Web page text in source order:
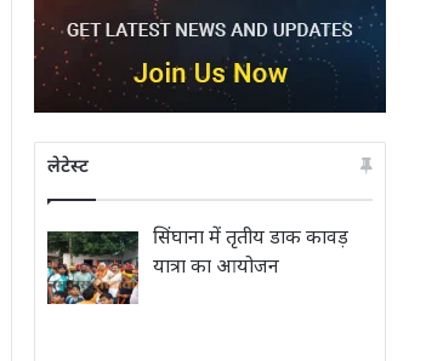
लेटेस्ट
सिंघाना में तृतीय डाक कावड़
यात्रा का आयोजन